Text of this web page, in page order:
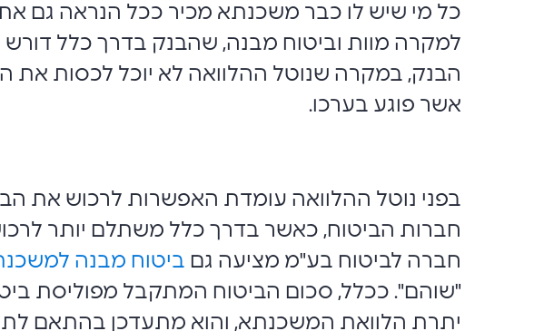
כל מי שיש לו כבר משכנתא מכיר ככל הנראה גם
למקרה מוות וביטוח מבנה, שהבנק בדרך כלל דורש
הבנק, במקרה שנוטל ההלוואה לא יוכל לכסות
אשר פוגע בערכו.
בפני נוטל ההלוואה עומדת האפשרות לרכוש את
חברות הביטוח, כאשר בדרך כלל משתלם יותר
חברה לביטוח בע"מ מציעה גם ביטוח מבנה
"שוהם". ככלל, סכום הביטוח המתקבל מפוליסת
יתרת הלוואת המשכנתא, והוא מתעדכן בהתאם